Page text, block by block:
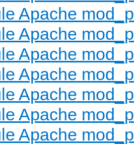
Apache
Apache
Apache
Apache
Apache
Apache
Apache